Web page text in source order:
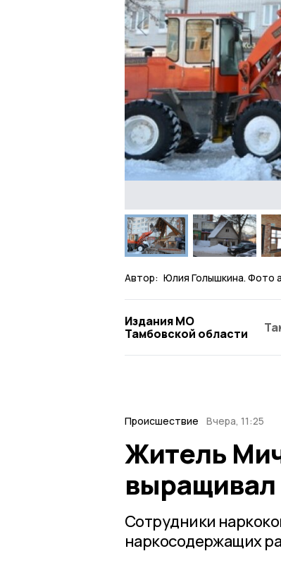
Автор: Юлия Голышкина. Фото
Издания МО
Тамбовской области
Происшествие Вчера, 11:25
Житель
Сотрудники
наркосодержащих